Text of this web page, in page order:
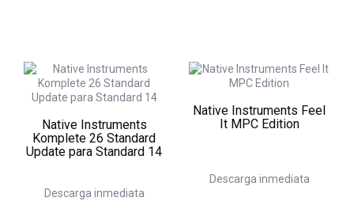
Native Instruments
Komplete 26 Standard
Update para Standard 14
Descarga inmediata
Native Instruments Feel
It MPC Edition
Descarga inmediata